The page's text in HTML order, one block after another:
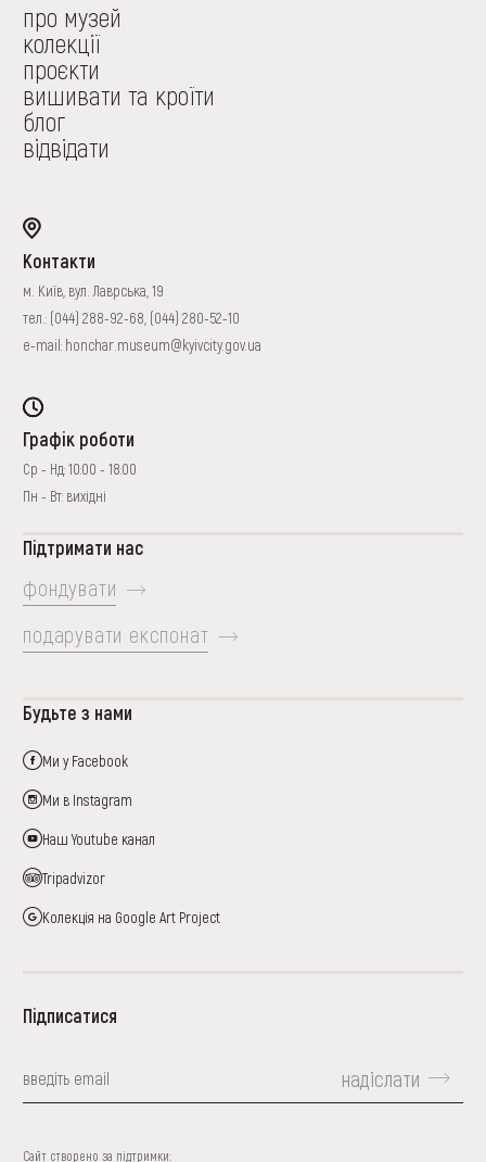
про музей
колекції
проєкти
вишивати та кроїти
блог
відвідати
Контакти
м. Київ, вул. Лаврська, 19
тел.: (044) 288-92-68 (044) 280-52-10
e-mail: honchar.museum@kyivcity.gov.ua
Графік роботи
Ср - Нд: 10:00 - 18:00
Пн - Вт: вихідні
Підтримати нас
фондувати
подарувати експонат
Будьте з нами
Ми у Facebook
Ми в Instagram
Наш Youtube канал
Tripadvizor
Колекція на Google Art Project
Підписатися
надіслати
Сайт створено за підтримки: